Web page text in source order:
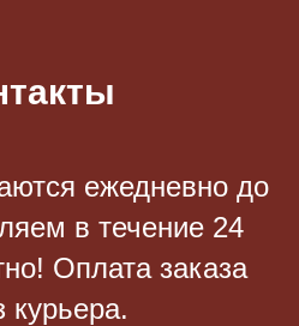
eжедневно до
в течение 24
Оплата заказа
курьера.